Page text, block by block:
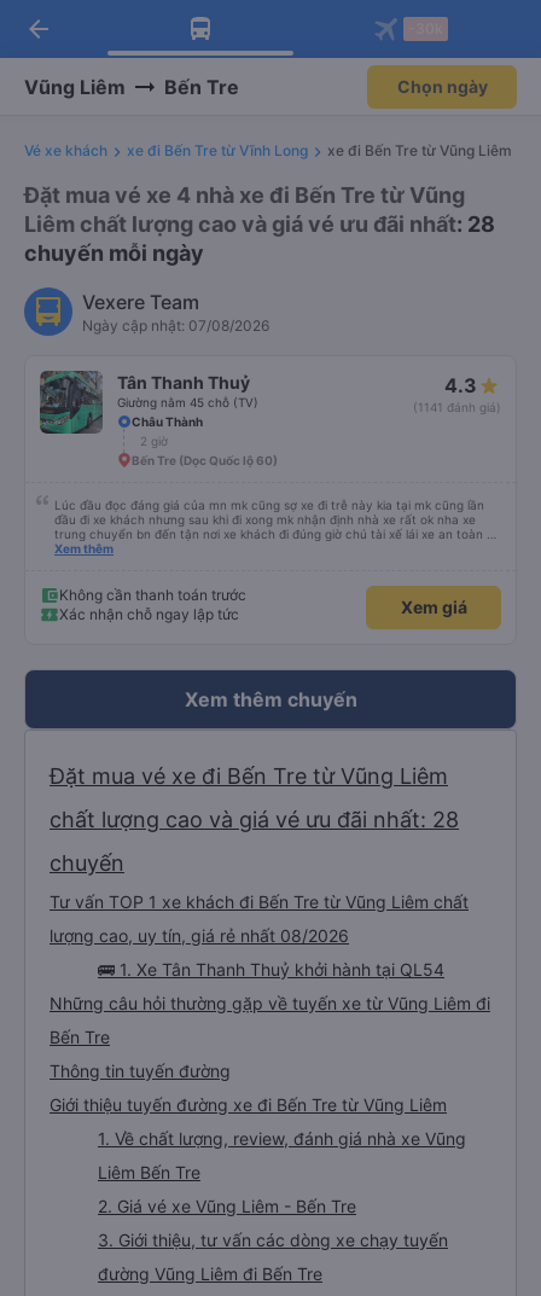
Tải app Vexere ngay!
Nhận ưu đãi thành viên độc
Mở app
Tải app Vexere
-30k/ghế khi đặt vé máy bay qua
Mở app
arrow_back
Vũng Liêm Bến Tre Chọn ngày
Vé xe khách xe đi Bến Tre từ Vĩnh Long xe đi Bến Tre từ Vũng Liêm
Đặt mua vé xe 4 nhà xe đi Bến Tre từ Vũng
Liêm chất lượng cao và giá vé ưu đãi nhất: 28
chuyến mỗi ngày
Vexere Team
Ngày cập nhật: 07/08/2026
Tân Thanh Thuỷ
Giường nằm 45 chỗ (TV)
4.3
(1141 đánh giá)
Châu Thành
2 giờ
Bến Tre (Dọc Quốc lộ 60)
Lúc đầu đọc đáng giá của mn mk cũng sợ xe đi trễ này kia tại mk cũng lần
đầu đi xe khách nhưng sau khi đi xong mk nhận định nhà xe rất ok nha xe
trung chuyển bn đến tận nơi xe khách đi đúng giờ chú tài xế lái xe an toàn và
ko sốc quá đầu nha nv trên xe cũng chu đáo nchung mk có đi sg vẫn ủng hộ
Xem thêm
Không cần thanh toán trước
Xác nhận chỗ ngay lập tức
Xem giá
Xem thêm chuyến
Đặt mua vé xe đi Bến Tre từ Vũng Liêm
chất lượng cao và giá vé ưu đãi nhất: 28
chuyến
Tư vấn TOP 1 xe khách đi Bến Tre từ Vũng Liêm chất
lượng cao, uy tín, giá rẻ nhất 08/2026
🚌 1. Xe Tân Thanh Thuỷ khởi hành tại QL54
Những câu hỏi thường gặp về tuyến xe từ Vũng Liêm đi
Bến Tre
Thông tin tuyến đường
Giới thiệu tuyến đường xe đi Bến Tre từ Vũng Liêm
1. Về chất lượng, review, đánh giá nhà xe Vũng
Liêm Bến Tre
2. Giá vé xe Vũng Liêm - Bến Tre
3. Giới thiệu, tư vấn các dòng xe chạy tuyến
đường Vũng Liêm đi Bến Tre